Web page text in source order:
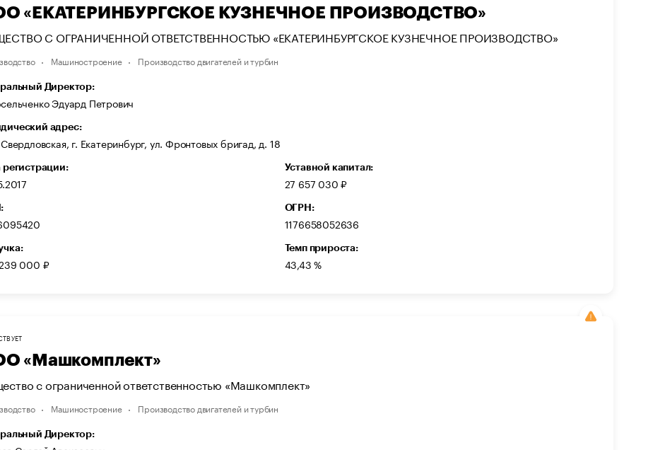
«ЕКАТЕРИНБУРГСКОЕ КУЗНЕЧНОЕ ПРОИЗВОДСТВО»
С ОГРАНИЧЕННОЙ ОТВЕТСТВЕННОСТЬЮ «ЕКАТЕРИНБУРГСКОЕ КУЗНЕЧНОЕ ПРОИЗВОДСТВО»
Машиностроение Производство двигателей и турбин
Директор:
Эдуард Петрович
адрес:
г. Екатеринбург, ул. Фронтовых бригад, д. 18
регистрации: Уставной капитал:
27 657 030 ₽
ОГРН:
1176658052636
000 ₽
Темп прироста:
43,43 %
«Машкомплект»
с ограниченной ответственностью «Машкомплект»
Машиностроение Производство двигателей и турбин
Директор: